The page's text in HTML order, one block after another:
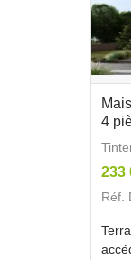
4
233
Réf.